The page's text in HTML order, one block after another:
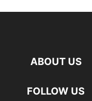
ABOUT US
FOLLOW US